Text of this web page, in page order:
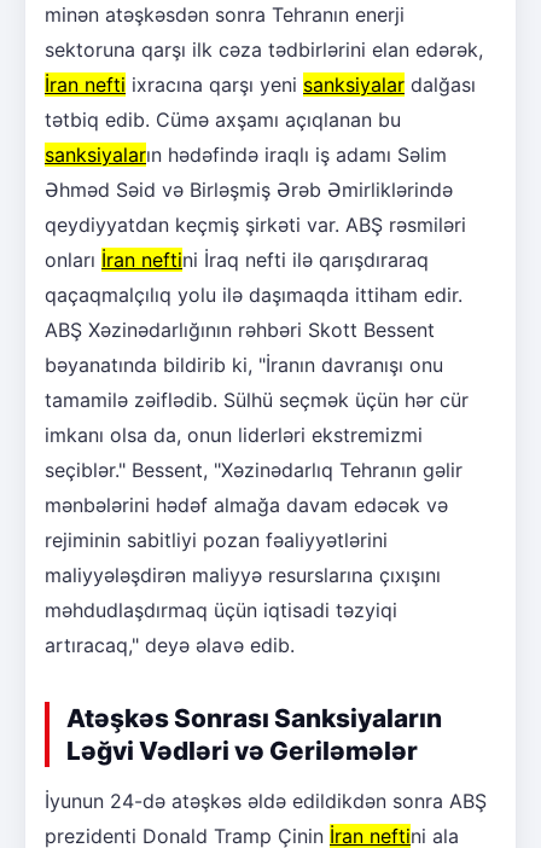
minən atəşkəsdən sonra Tehranın enerji
sektoruna qarşı ilk cəza tədbirlərini elan edərək,
İran nefti ixracına qarşı yeni sanksiyalar dalğası
tətbiq edib. Cümə axşamı açıqlanan bu
sanksiyaların hədəfində iraqlı iş adamı Səlim
Əhməd Səid və Birləşmiş Ərəb Əmirliklərində
qeydiyyatdan keçmiş şirkəti var. ABŞ rəsmiləri
onları İran neftini İraq nefti ilə qarışdıraraq
qaçaqmalçılıq yolu ilə daşımaqda ittiham edir.
ABŞ Xəzinədarlığının rəhbəri Skott Bessent
bəyanatında bildirib ki, "İranın davranışı onu
tamamilə zəiflədib. Sülhü seçmək üçün hər cür
imkanı olsa da, onun liderləri ekstremizmi
seçiblər." Bessent, "Xəzinədarlıq Tehranın gəlir
mənbələrini hədəf almağa davam edəcək və
rejiminin sabitliyi pozan fəaliyyətlərini
maliyyələşdirən maliyyə resurslarına çıxışını
məhdudlaşdırmaq üçün iqtisadi təzyiqi
artıracaq," deyə əlavə edib.
Atəşkəs Sonrası Sanksiyaların
Ləğvi Vədləri və Geriləmələr
İyunun 24-də atəşkəs əldə edildikdən sonra ABŞ
prezidenti Donald Tramp Çinin İran neftini ala